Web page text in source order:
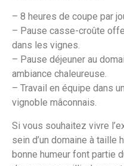
– 8 heures de coupe par
– Pause casse-croûte
dans les vignes.
– Pause déjeuner au
ambiance chaleureuse.
– Travail en équipe dans
vignoble mâconnais.
Si vous souhaitez vivre
sein d’un domaine à taille
bonne humeur font partie